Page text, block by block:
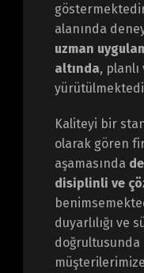
alanında
uzman
altında,
Kaliteyi bir
olarak gören
aşamasında
disiplinli ve
duyarlılığı ve